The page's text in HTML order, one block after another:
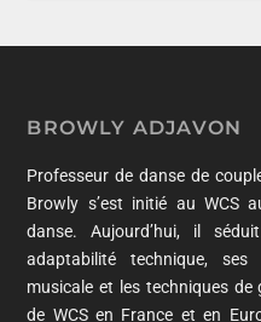
BROWLY ADJAVON
Professeur de danse de
Browly s’est initié au WCS
danse. Aujourd’hui, il
adaptabilité technique, ses
musicale et les techniques
de WCS en France et en